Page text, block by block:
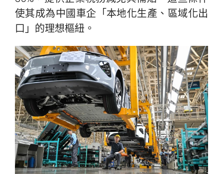
使其成為中國車企「本地化生產、區域化出
口」的理想樞紐。